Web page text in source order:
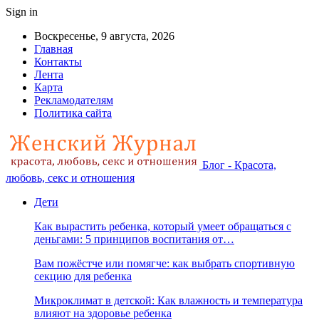
Sign in
Воскресенье, 9 августа, 2026
Главная
Контакты
Лента
Карта
Рекламодателям
Политика сайта
Блог - Красота,
любовь, секс и отношения
Дети
Как вырастить ребенка, который умеет обращаться с
деньгами: 5 принципов воспитания от…
Вам пожёстче или помягче: как выбрать спортивную
секцию для ребенка
Микроклимат в детской: Как влажность и температура
влияют на здоровье ребенка